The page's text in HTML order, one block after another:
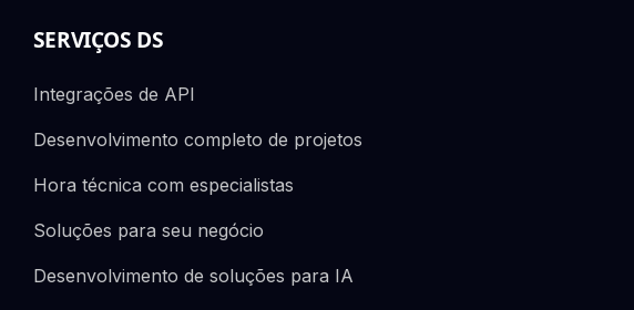
SERVIÇOS DS
Integrações de API
Desenvolvimento completo de projetos
Hora técnica com especialistas
Soluções para seu negócio
Desenvolvimento de soluções para IA